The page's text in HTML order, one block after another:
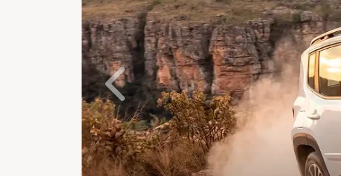
Anterior